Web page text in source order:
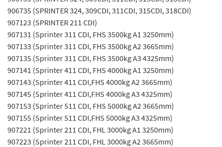
906735 (SPRINTER 324, 309CDI, 311CDI, 315CDI, 318CDI)
907123 (SPRINTER 211 CDI)
907131 (Sprinter 311 CDI, FHS 3500kg A1 3250mm)
907133 (Sprinter 311 CDI, FHS 3500kg A2 3665mm)
907135 (Sprinter 311 CDI, FHS 3500kg A3 4325mm)
907141 (Sprinter 411 CDI, FHS 4000kg A1 3250mm)
907143 (Sprinter 411 CDI,FHS 4000kg A2 3665mm)
907145 (Sprinter 411 CDI,FHS 4000kg A3 4325mm)
907153 (Sprinter 511 CDI, FHS 5000kg A2 3665mm)
907155 (Sprinter 511 CDI,FHS 5000kg A3 4325mm)
907221 (Sprinter 211 CDI, FHL 3000kg A1 3250mm)
907223 (Sprinter 211 CDI, FHL 3000kg A2 3665mm)